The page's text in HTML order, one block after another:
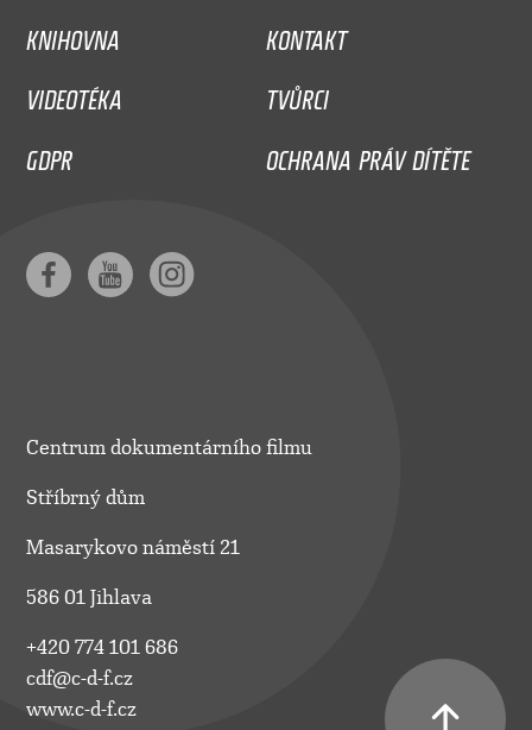
KNIHOVNA
KONTAKT
VIDEOTÉKA
TVŮRCI
GDPR
OCHRANA PRÁV DÍTĚTE
Centrum dokumentárního filmu
Stříbrný dům
Masarykovo náměstí 21
586 01 Jihlava
+420 774 101 686
cdf@c-d-f.cz
www.c-d-f.cz